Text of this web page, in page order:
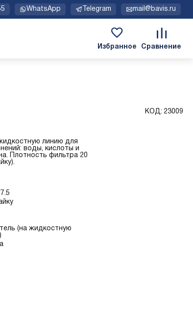
WhatsApp Telegram mail@bavis.ru
КОД: 23009
линию для
воды, кислоты и
Плотность фильтра 20
(на жидкостную